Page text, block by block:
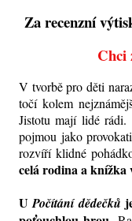
Za recenzní
Chci
V tvorbě pro děti
točí kolem
Jistotu mají lidé
pojmou jako
rozvíří klidné
celá rodina a knížka
UPočítání dědečků